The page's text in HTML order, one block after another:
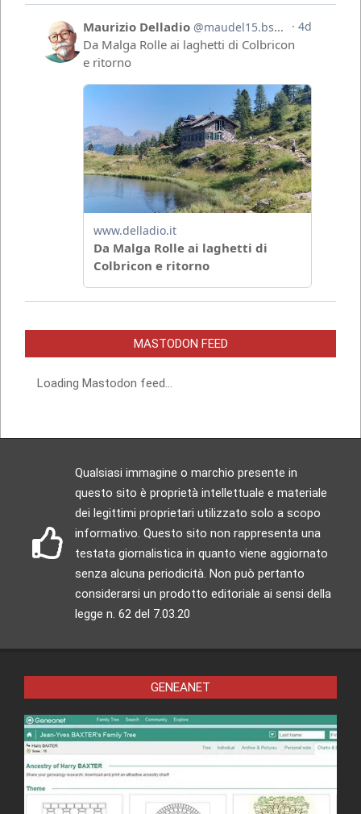
MASTODON FEED
Loading Mastodon feed...
Qualsiasi immagine o marchio presente in
questo sito è proprietà intellettuale e materiale
dei legittimi proprietari utilizzato solo a scopo
informativo. Questo sito non rappresenta una
testata giornalistica in quanto viene aggiornato
senza alcuna periodicità. Non può pertanto
considerarsi un prodotto editoriale ai sensi della
legge n. 62 del 7.03.20
GENEANET